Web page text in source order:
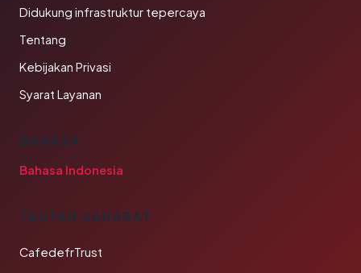
Didukung infrastruktur tepercaya
Tentang
Kebijakan Privasi
Syarat Layanan
BAHASA
Bahasa Indonesia
TAUTAN SAHABAT
CafedefrTrust